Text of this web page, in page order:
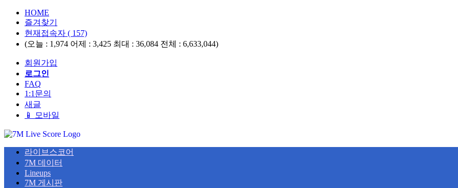
HOME
즐겨찾기
현재접속자 ( 157)
(오늘 : 1,974 어제 : 3,425 최대 : 36,084 전체 : 6,633,044)
회원가입
로그인
FAQ
1:1문의
새글
📱 모바일
라이브스코어
7M 데이터
Lineups
7M 게시판